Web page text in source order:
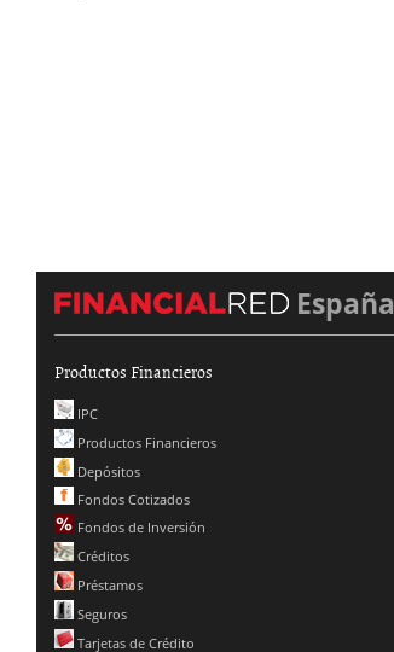
España
Productos Financieros
IPC
Productos Financieros
Depósitos
Fondos Cotizados
Fondos de Inversión
Créditos
Préstamos
Seguros
Tarjetas de Crédito